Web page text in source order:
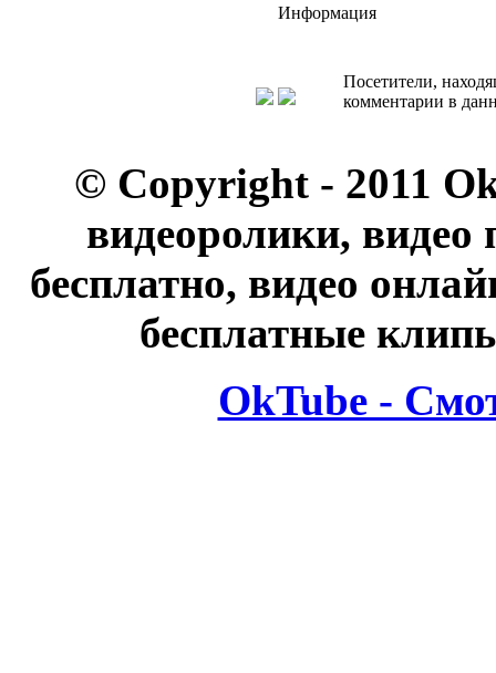
Информация
Посетители,
комментарии в
© Copyright - 2011
видеоролики, видео
бесплатно, видео
бесплатные
OkTube -